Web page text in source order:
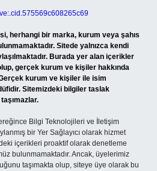
herhangi bir marka, kurum veya şahıs
Sitede yalnızca kendi
Burada yer alan içerikler
gerçek kurum ve kişiler hakkında
kurum ve kişiler ile isim
Sitemizdeki bilgiler taslak
Bilgi Teknolojileri ve İletişim
bir Yer Sağlayıcı olarak hizmet
içerikleri proaktif olarak denetleme
bulunmamaktadır. Ancak, üyelerimiz
taşımakta olup, siteye üye olarak bu